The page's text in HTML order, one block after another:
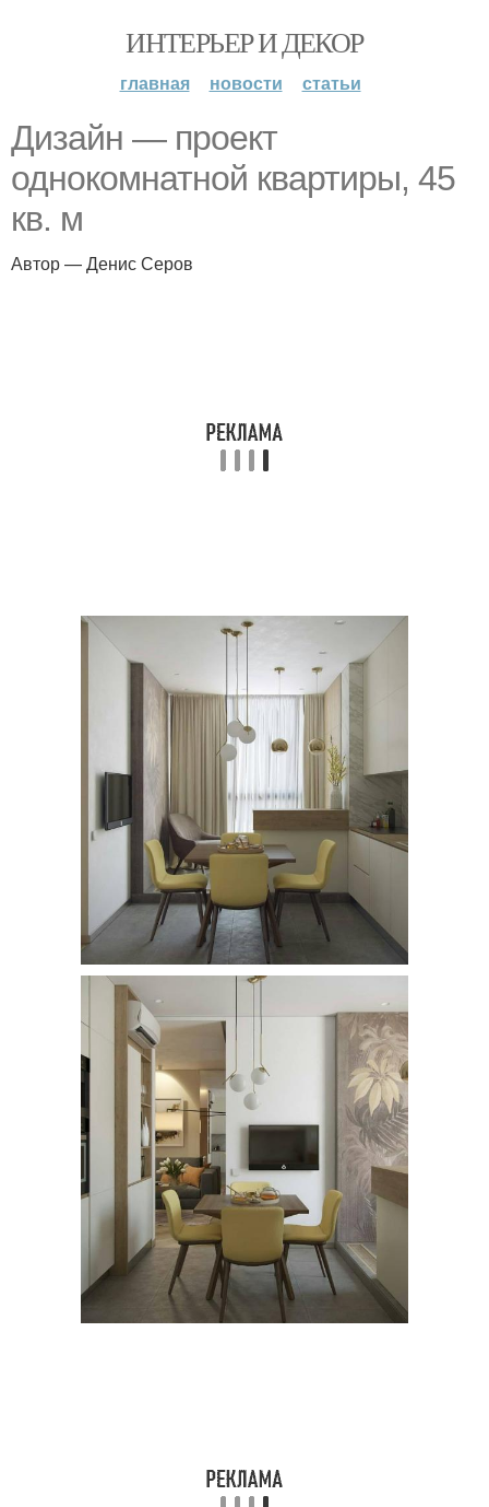
ИНТЕРЬЕР И ДЕКОР
главная новости статьи
Дизайн — проект
однокомнатной квартиры, 45
кв. м
Автор — Денис Серов